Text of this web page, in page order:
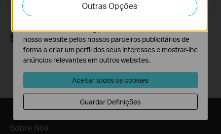
Siga-nos
Sobre Nós
Outras Opções
atividades no nosso website para melhorar e ajustar a
funcionalidade do nosso website.
O cookies de marketing podem ser definidos através do
nosso website pelos nossos parceiros publicitários de
forma a criar um perfil dos seus interesses e mostrar-lhe
anúncios relevantes em outros websites.
Aceitar todos os cookies
Guardar Definições